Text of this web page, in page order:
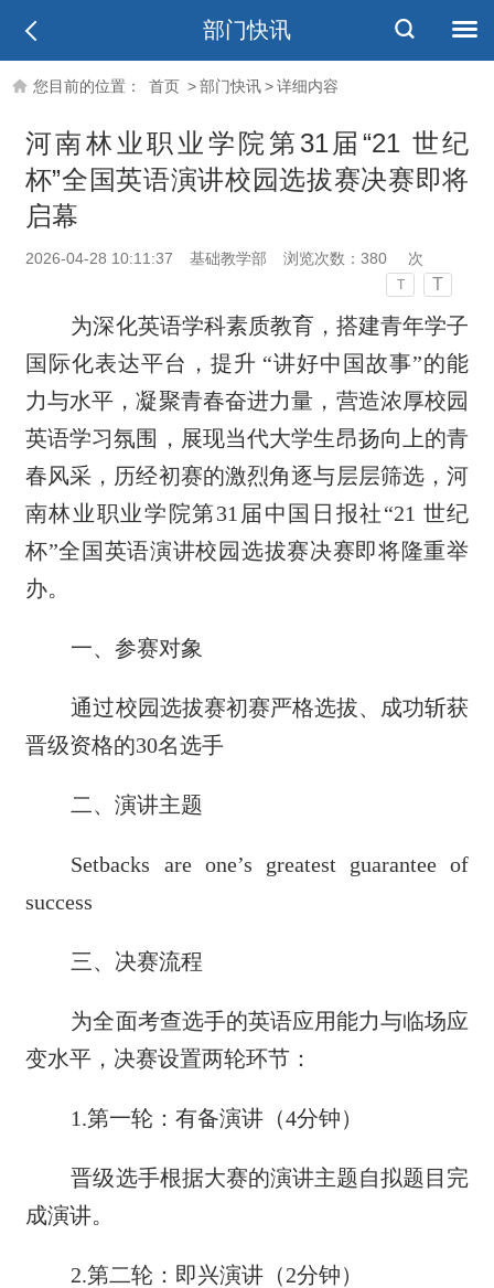
部门快讯
您目前的位置： 首页 >部门快讯>详细内容
河南林业职业学院第31届“21 世纪
杯”全国英语演讲校园选拔赛决赛即将
启幕
2026-04-28 10:11:37 基础教学部 浏览次数： 380 次
T T
为深化英语学科素质教育，搭建青年学子
国际化表达平台，提升 “讲好中国故事”的能
力与水平，凝聚青春奋进力量，营造浓厚校园
英语学习氛围，展现当代大学生昂扬向上的青
春风采，历经初赛的激烈角逐与层层筛选，河
南林业职业学院第31届中国日报社“21 世纪
杯”全国英语演讲校园选拔赛决赛即将隆重举
办。
一、参赛对象
通过校园选拔赛初赛严格选拔、成功斩获
晋级资格的30名选手
二、演讲主题
Setbacks are one’s greatest guarantee of
success
三、决赛流程
为全面考查选手的英语应用能力与临场应
变水平，决赛设置两轮环节：
1.第一轮：有备演讲（4分钟）
晋级选手根据大赛的演讲主题自拟题目完
成演讲。
2.第二轮：即兴演讲（2分钟）